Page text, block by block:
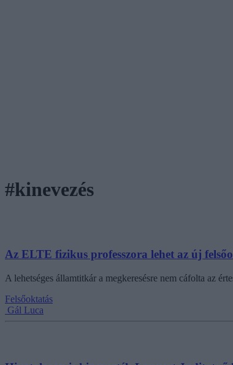
#kinevezés
Az ELTE fizikus professzora lehet az új
A lehetséges államtitkár a megkeresésre nem cáfolta az
Felsőoktatás
Gál Luca